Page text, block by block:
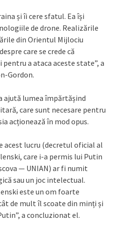
și îi cere sfatul. Ea își
de drone. Realizările
din Orientul Mijlociu
care se crede că
a ataca aceste state”, a
Gordon.
ajută lumea împărtășind
care sunt necesare pentru
acționează în mod opus.
acest lucru (decretul oficial al
care i-a permis lui Putin
— UNIAN) ar fi numit
sau un joc intelectual.
este un om foarte
de mult îl scoate din minți și
a concluzionat el.